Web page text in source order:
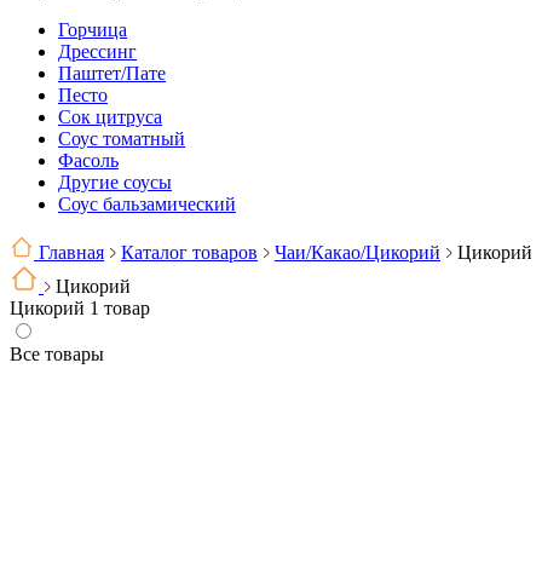
Горчица
Дрессинг
Паштет/Пате
Песто
Сок цитруса
Соус томатный
Фасоль
Другие соусы
Соус бальзамический
Главная Каталог товаров Чаи/Какао/Цикорий
Цикорий
Цикорий
Цикорий 1 товар
Все товары